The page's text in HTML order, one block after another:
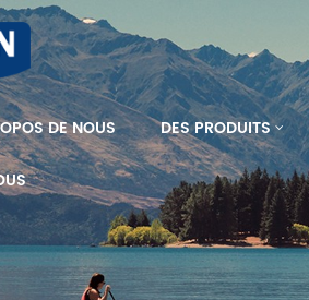
DE NOUS DES PRODUITS